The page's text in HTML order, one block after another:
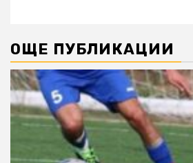
ОЩЕ ПУБЛИКАЦИИ